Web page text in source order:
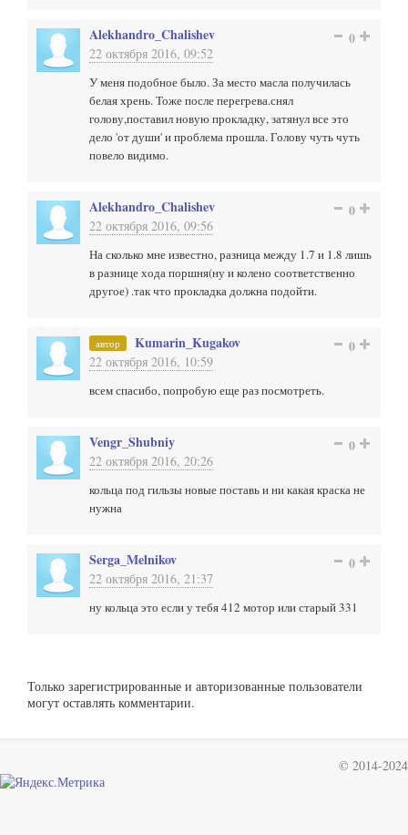
Alekhandro_Chalishev
22 октября 2016, 09:52
0
У меня подобное было. За место масла получилась
белая хрень. Тоже после перегрева.снял
голову,поставил новую прокладку, затянул все это
дело 'от души' и проблема прошла. Голову чуть чуть
повело видимо.
Alekhandro_Chalishev
22 октября 2016, 09:56
0
На сколько мне известно, разница между 1.7 и 1.8 лишь
в разнице хода поршня(ну и колено соответственно
другое) .так что прокладка должна подойти.
автор Kumarin_Kugakov
22 октября 2016, 10:59
0
всем спасибо, попробую еще раз посмотреть.
Vengr_Shubniy
22 октября 2016, 20:26
0
кольца под гильзы новые поставь и ни какая краска не
нужна
Serga_Melnikov
22 октября 2016, 21:37
0
ну кольца это если у тебя 412 мотор или старый 331
Только зарегистрированные и авторизованные пользователи
могут оставлять комментарии.
© 2014-2024